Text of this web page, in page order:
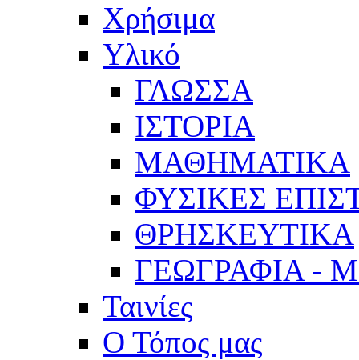
Χρήσιμα
Υλικό
ΓΛΩΣΣΑ
ΙΣΤΟΡΙΑ
ΜΑΘΗΜΑΤΙΚΑ
ΦΥΣΙΚΕΣ
ΘΡΗΣΚΕΥΤΙΚΑ
ΓΕΩΓΡΑΦΙΑ -
Ταινίες
Ο Τόπος μας